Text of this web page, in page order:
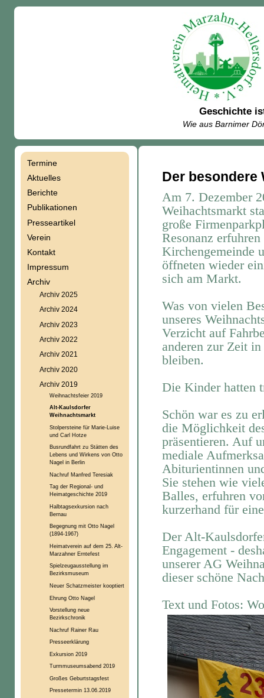
Geschichte
Wie aus Barnimer
Der besondere
Am 7. Dezember
Weihachtsmarkt
große
Resonanz
Kirchengemeinde
öffneten wieder
sich am Markt.
Was von vielen
unseres
Verzicht auf
anderen zur Zeit
bleiben.
Die Kinder hatten
Schön war es zu
die Möglichkeit
präsentieren. Auf
mediale
Abiturientinnen
Sie stehen wie
Balles, erfuhren
kurzerhand für
Der Alt-
Engagement -
unserer AG
dieser schöne
Text und Fotos:
Termine
Aktuelles
Berichte
Publikationen
Presseartikel
Verein
Kontakt
Impressum
Archiv
Archiv 2025
Archiv 2024
Archiv 2023
Archiv 2022
Archiv 2021
Archiv 2020
Archiv 2019
Weihnachtsfeier 2019
Alt-Kaulsdorfer
Weihnachtsmarkt
Stolpersteine für Marie-Luise
und Carl Hotze
Busrundfahrt zu Stätten des
Lebens und Wirkens von Otto
Nagel in Berlin
Nachruf Manfred Teresiak
Tag der Regional- und
Heimatgeschichte 2019
Halbtagsexkursion nach
Bernau
Begegnung mit Otto Nagel
(1894-1967)
Heimatverein auf dem 25. Alt-
Marzahner Erntefest
Spielzeugausstellung im
Bezirksmuseum
Neuer Schatzmeister kooptiert
Ehrung Otto Nagel
Vorstellung neue
Bezirkschronik
Nachruf Rainer Rau
Presseerklärung
Exkursion 2019
Turmmuseumsabend 2019
Großes Geburtstagsfest
Pressetermin 13.06.2019